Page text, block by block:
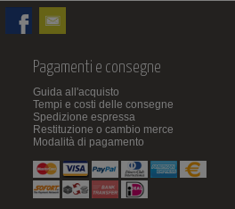
Pagamenti e consegne
Guida all'acquisto
Tempi e costi delle consegne
Spedizione espressa
Restituzione o cambio merce
Modalità di pagamento